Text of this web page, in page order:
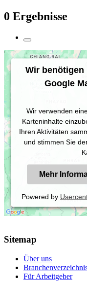
0 Ergebnisse
Wir benötigen
Google
Wir verwenden
Karteninhalte
Ihren Aktivitäten
und stimmen Sie
Mehr
Powered by
Sitemap
Über uns
Für Arbeitgeber